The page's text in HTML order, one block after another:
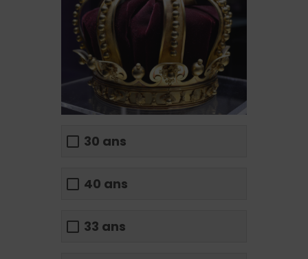
30 ans
40 ans
33 ans